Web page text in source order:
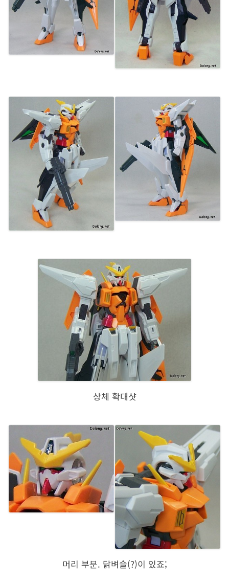
상체 확대샷
머리 부분. 닭벼슬(?)이 있죠;